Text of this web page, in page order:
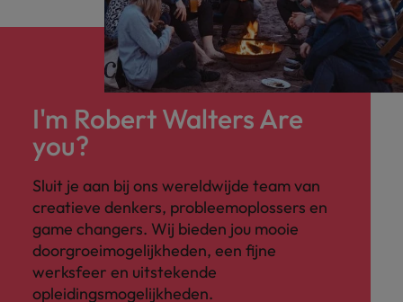
I'm Robert Walters Are
you?
Sluit je aan bij ons wereldwijde team van
creatieve denkers, probleemoplossers en
game changers. Wij bieden jou mooie
doorgroeimogelijkheden, een fijne
werksfeer en uitstekende
opleidingsmogelijkheden.